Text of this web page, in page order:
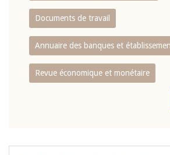
Documents de travail
Annuaire des banques et
Revue économique et monétaire